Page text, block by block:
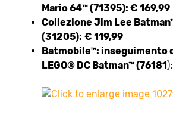
Mario 64™ (71395): € 169,99
Collezione Jim Lee
(31205): € 119,99
Batmobile™: inseguimento
LEGO® DC Batman™ (76181):